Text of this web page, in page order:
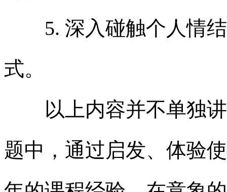
5. 深入碰触个人情
式。
以上内容并不单独讲
题中，通过启发、体验